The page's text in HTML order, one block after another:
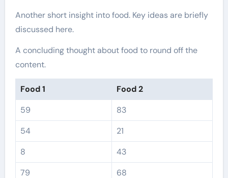
Another short insight into food. Key ideas are briefly
discussed here.
A concluding thought about food to round off the
content.
Food 1
Food 2
59
83
54
21
8
43
79
68